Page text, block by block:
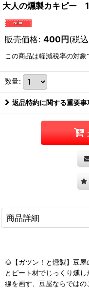
大人の燻製カキピー
販売価格: 400円(税
この商品は軽減税率の対象
数量:
返品特約に関する重要事
商品詳細
🌰【ガツン！と燻製】豆
とピート材でじっくり燻
線を画す、豆屋ならではの